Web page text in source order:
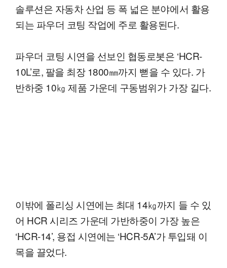
솔루션은 자동차 산업 등 폭 넓은 분야에서 활용
되는 파우더 코팅 작업에 주로 활용된다.
파우더 코팅 시연을 선보인 협동로봇은 ‘HCR-
10L’로, 팔을 최장 1800㎜까지 뻗을 수 있다. 가
반하중 10㎏ 제품 가운데 구동범위가 가장 길다.
이밖에 폴리싱 시연에는 최대 14㎏까지 들 수 있
어 HCR 시리즈 가운데 가반하중이 가장 높은
‘HCR-14’, 용접 시연에는 ‘HCR-5A’가 투입돼 이
목을 끌었다.